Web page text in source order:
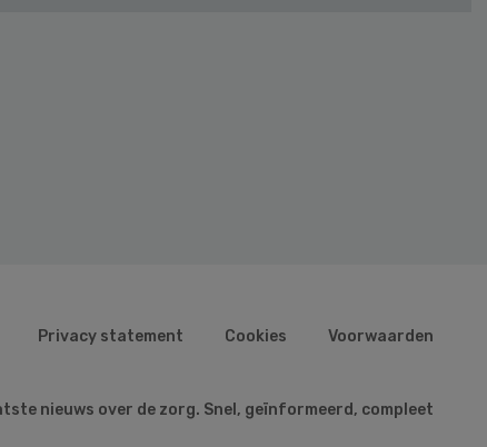
Privacy statement Cookies Voorwaarden
nieuws over de zorg. Snel, geïnformeerd, compleet